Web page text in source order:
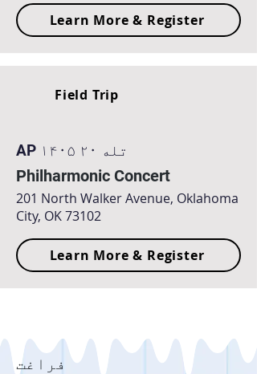
Learn More & Register
Field Trip
AP ۱۴۰۵ تله ۲۰
Philharmonic Concert
201 North Walker Avenue, Oklahoma
City, OK 73102
Learn More & Register
فراغت